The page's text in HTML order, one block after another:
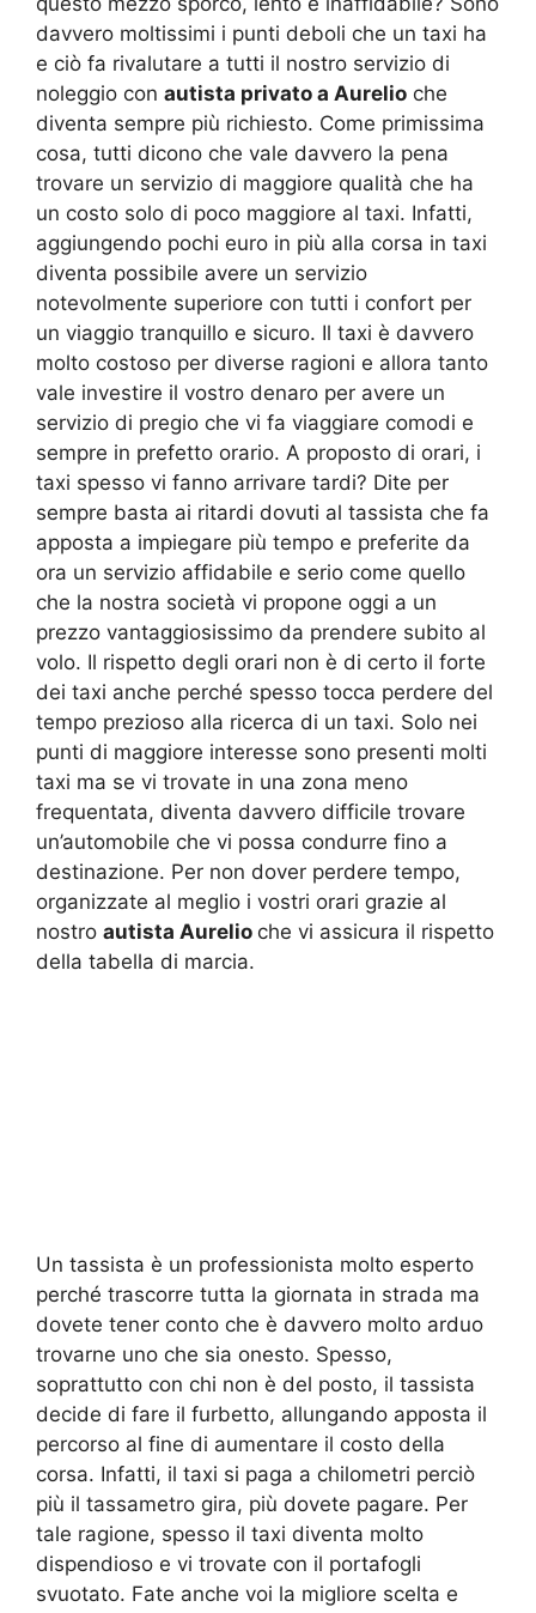
davvero moltissimi i punti deboli che un taxi ha
e ciò fa rivalutare a tutti il nostro servizio di
noleggio con autista privato a Aurelio che
diventa sempre più richiesto. Come primissima
cosa, tutti dicono che vale davvero la pena
trovare un servizio di maggiore qualità che ha
un costo solo di poco maggiore al taxi. Infatti,
aggiungendo pochi euro in più alla corsa in taxi
diventa possibile avere un servizio
notevolmente superiore con tutti i confort per
un viaggio tranquillo e sicuro. Il taxi è davvero
molto costoso per diverse ragioni e allora tanto
vale investire il vostro denaro per avere un
servizio di pregio che vi fa viaggiare comodi e
sempre in prefetto orario. A proposto di orari, i
taxi spesso vi fanno arrivare tardi? Dite per
sempre basta ai ritardi dovuti al tassista che fa
apposta a impiegare più tempo e preferite da
ora un servizio affidabile e serio come quello
che la nostra società vi propone oggi a un
prezzo vantaggiosissimo da prendere subito al
volo. Il rispetto degli orari non è di certo il forte
dei taxi anche perché spesso tocca perdere del
tempo prezioso alla ricerca di un taxi. Solo nei
punti di maggiore interesse sono presenti molti
taxi ma se vi trovate in una zona meno
frequentata, diventa davvero difficile trovare
un’automobile che vi possa condurre fino a
destinazione. Per non dover perdere tempo,
organizzate al meglio i vostri orari grazie al
nostro autista Aurelio che vi assicura il rispetto
della tabella di marcia.
Un tassista è un professionista molto esperto
perché trascorre tutta la giornata in strada ma
dovete tener conto che è davvero molto arduo
trovarne uno che sia onesto. Spesso,
soprattutto con chi non è del posto, il tassista
decide di fare il furbetto, allungando apposta il
percorso al fine di aumentare il costo della
corsa. Infatti, il taxi si paga a chilometri perciò
più il tassametro gira, più dovete pagare. Per
tale ragione, spesso il taxi diventa molto
dispendioso e vi trovate con il portafogli
svuotato. Fate anche voi la migliore scelta e